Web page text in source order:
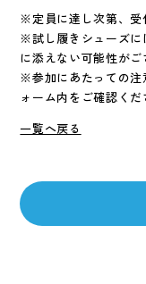
※定員に達し次第、受
※試し履きシューズに
に添えない可能性がご
※参加にあたっての注
ォーム内をご確認くだ
一覧へ戻る